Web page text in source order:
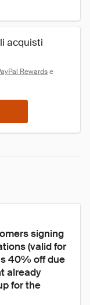
acquisti
Rewards e
signing
(valid for
40% off due
already
for the